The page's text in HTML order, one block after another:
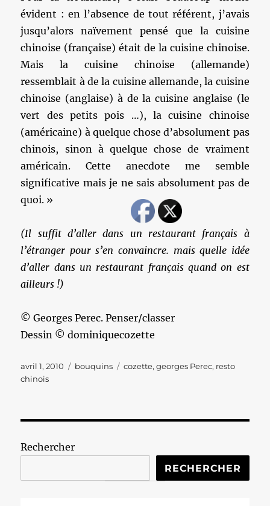
évident : en l’absence de tout référent, j’avais
jusqu’alors naïvement pensé que la cuisine
chinoise (française) était de la cuisine chinoise.
Mais la cuisine chinoise (allemande)
ressemblait à de la cuisine allemande, la cuisine
chinoise (anglaise) à de la cuisine anglaise (le
vert des petits pois …), la cuisine chinoise
(américaine) à quelque chose d’absolument pas
chinois, sinon à quelque chose de vraiment
américain. Cette anecdote me semble
significative mais je ne sais absolument pas de
quoi. »
(Il suffit d’aller dans un restaurant français à
l’étranger pour s’en convaincre. mais quelle idée
d’aller dans un restaurant français quand on est
ailleurs !)
© Georges Perec. Penser/classer
Dessin © dominiquecozette
Publié
le
avril 1, 2010 Catégories
bouquins Étiquettes
cozette,georges Perec, resto
chinois
Rechercher
RECHERCHER